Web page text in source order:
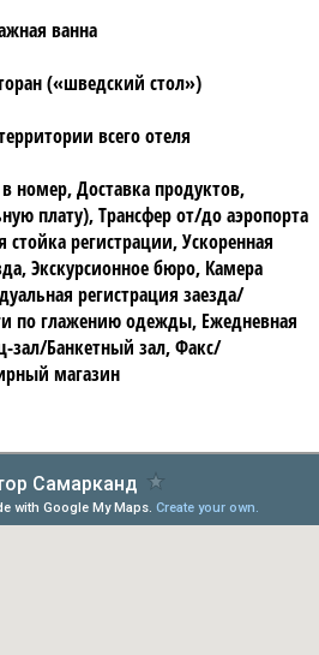
ванна
(«шведский стол»)
всего отеля
номер, Доставка продуктов,
плату), Трансфер от/до аэропорта
стойка регистрации, Ускоренная
Экскурсионное бюро, Камера
регистрация заезда/
по глажению одежды, Ежедневная
зал/Банкетный зал, Факс/
магазин